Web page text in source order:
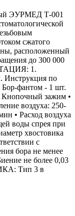
ЭУРМЕД Т-001
сжатого
расположенный
до 300 000
1.
по
Бор-фантом - 1 шт.
зажим •
воздуха: 250-
• Расход воздуха
воды спрея при
хвостовика
с
бора не менее
не более 0,03
Тип 3 в